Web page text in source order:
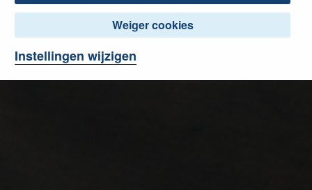
Weiger cookies
Instellingen wijzigen